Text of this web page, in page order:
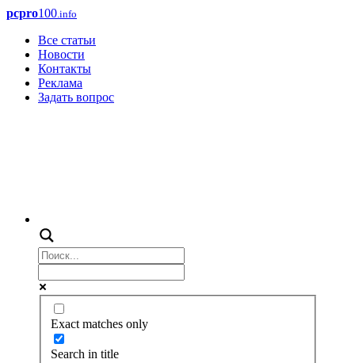
pcpro100.info
Все статьи
Новости
Контакты
Реклама
Задать вопрос
Exact matches only
Search in title